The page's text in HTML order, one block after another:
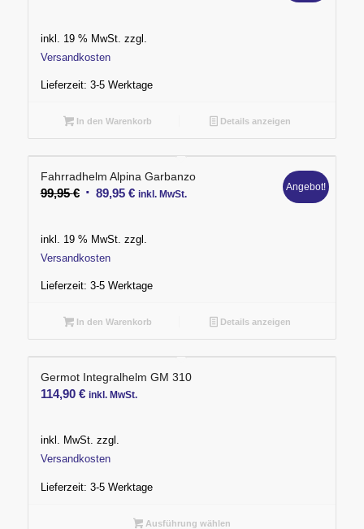
inkl. 19 % MwSt. zzgl.
Versandkosten
Lieferzeit: 3-5 Werktage
In den Warenkorb Details anzeigen
Fahrradhelm Alpina Garbanzo
99,95€ Ursprünglicher
89,95 €Aktueller
inkl. MwSt.
Angebot!
inkl. 19 % MwSt. zzgl.
Versandkosten
Lieferzeit: 3-5 Werktage
In den Warenkorb Details anzeigen
Germot Integralhelm GM 310
114,90 € inkl. MwSt.
inkl. MwSt. zzgl.
Versandkosten
Lieferzeit: 3-5 Werktage
Ausführung wählen